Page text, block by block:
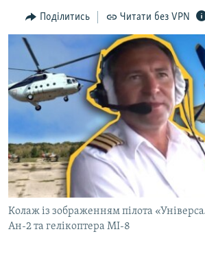
ВСЕ ЗА ДЕНЬ
СПЕЦПРОЕКТИ
ДЕПОРТАЦІЯ
ВІДЕОУРОКИ «ELIFBE»
СВІДЧЕННЯ ОКУПАЦІЇ
УКРАЇНСЬКА ПРОБЛЕМА КРИМУ
ІНФОГРАФІКА
ЯК ОБІЙТИ БЛОКУВАННЯ
Русский
ДОЛУЧАЙСЯ!
Усі сайти RFE/RL
Поділитись Читати без VPN
Колаж із зображенням пілота
Ан-2 та гелікоптера МІ-8